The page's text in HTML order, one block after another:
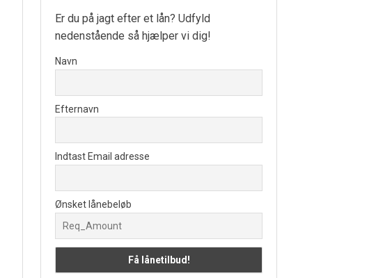
Er du på jagt efter et lån? Udfyld
nedenstående så hjælper vi dig!
Navn
Efternavn
Indtast Email adresse
Ønsket lånebeløb